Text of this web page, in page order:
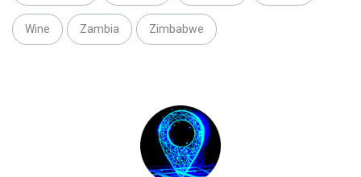
Wine Zambia Zimbabwe